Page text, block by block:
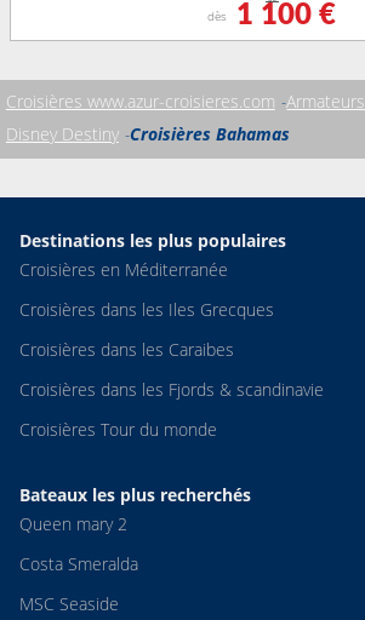
dès 1 100 €
Croisières www.azur-croisieres.com Armateurs
Disney Destiny Croisières Bahamas
Destinations les plus populaires
Croisières en Méditerranée
Croisières dans les Iles Grecques
Croisières dans les Caraibes
Croisières dans les Fjords & scandinavie
Croisières Tour du monde
Bateaux les plus recherchés
Queen mary 2
Costa Smeralda
MSC Seaside